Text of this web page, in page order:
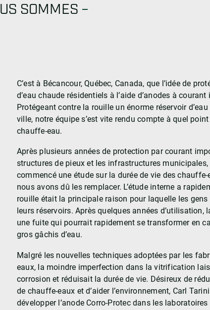
SOMMES
C’est à Bécancour, Québec, Canada, que l’idée de
d’eau chaude résidentiels à l’aide d’anodes à courant
Protégeant contre la rouille un énorme réservoir
ville, notre équipe s’est vite rendu compte à quel
chauffe-eau.
Après plusieurs années de protection par courant
structures de pieux et les infrastructures municipales,
commencé une étude sur la durée de vie des
nous avons dû les remplacer. L’étude interne a
rouille était la principale raison pour laquelle les
leurs réservoirs. Après quelques années d’utilisation,
une fuite qui pourrait rapidement se transformer en
gros gâchis d’eau.
Malgré les nouvelles techniques adoptées par les
eaux, la moindre imperfection dans la vitrification
corrosion et réduisait la durée de vie. Désireux de
de chauffe-eaux et d’aider l’environnement, Carl
développer l’anode Corro-Protec dans les